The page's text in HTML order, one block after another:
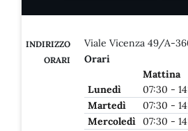
INDIRIZZO Viale Vicenza 49/A-
ORARI
Orari
Mattina
Lunedì
07:30 -
Martedì
07:30 -
Mercoledì 07:30 -